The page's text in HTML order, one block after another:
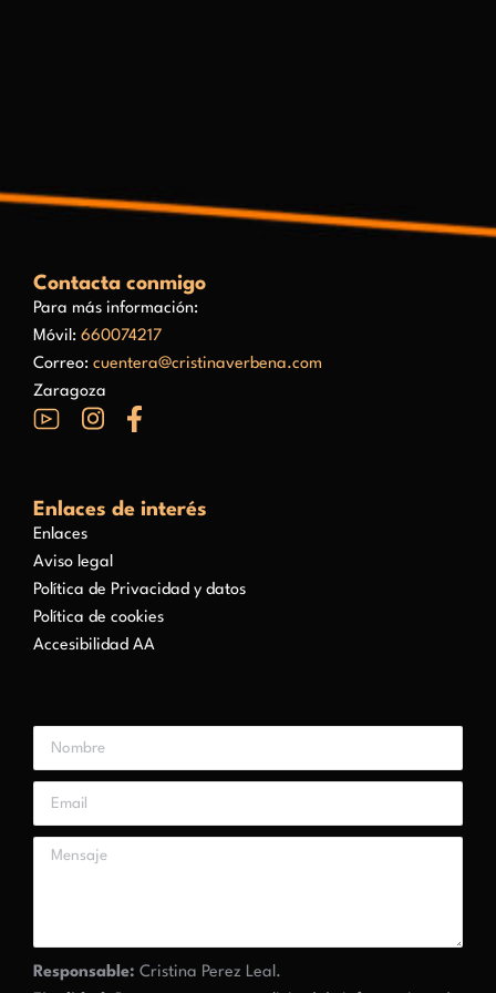
Contacta conmigo
Para más información:
Móvil: 660074217
Correo: cuentera@cristinaverbena.com
Zaragoza
Enlaces de interés
Enlaces
Aviso legal
Política de Privacidad y datos
Política de cookies
Accesibilidad AA
Responsable: Cristina Perez Leal.